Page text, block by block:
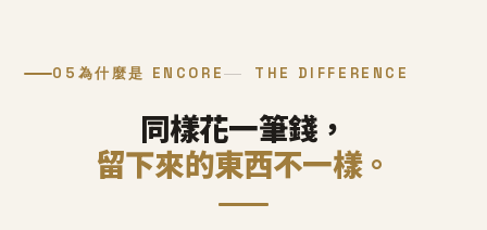
05 為什麼是 ENCORE THE DIFFERENCE
同樣花一筆錢，
留下來的東西不一樣。